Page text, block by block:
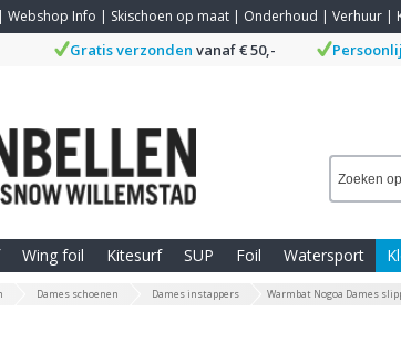
| Webshop Info | Skischoen op maat | Onderhoud | Verhuur |
Gratis verzonden vanaf € 50,-
Wing foil Kitesurf SUP Foil Watersport
Dames schoenen Dames instappers Warmbat Nogoa Dames